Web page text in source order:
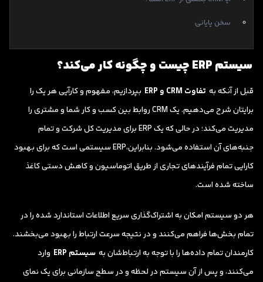
سخن پایانی
سیستم ERP چیست و چگونه کار می‌کند؟
قبل از آنکه به تفاوت CRM و ERP
بپردازیم، مفهوم و کارآیی هر یک را
برایتان شرح می‌دهیم. یک CRM روابط بین کسب و کار شما و مشتری را
مدیریت می‌کند؛ در حالی که یک ERP برای مدیریت کل شرکت و تمام
جنبه‌های آن استفاده می‌شود. بنابراین،ERP سیستمی است که برای بهبود
کارایی تمام فرآیندهای تجاری از طریق اتوماسیون و کاهش دستی کاغذ
ساخته شده است.
هر دو سیستم امکان به اشتراک‌گذاری سریع اطلاعات استاندارد شده را در
تمام بخش‌ها فراهم می‌کنند و در نتیجه سرعت ارتباط را بهبود می‌بخشند.
کارمندان تمام داده‌ها را با توجه به ارتباط‌شان به سیستم ERP
وارد
می‌کنند، و پس از آن سیستم در لحظه و در سطح سازمانی برای یک نمای